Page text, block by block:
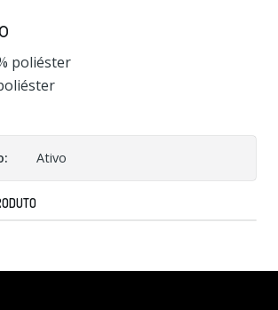
poliéster
Ativo